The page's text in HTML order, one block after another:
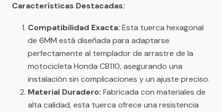
Características Destacadas:
Compatibilidad Exacta: Esta tuerca hexagonal
de 6MM está diseñada para adaptarse
perfectamente al templador de arrastre de la
motocicleta Honda CB110, asegurando una
instalación sin complicaciones y un ajuste preciso.
Material Duradero: Fabricada con materiales de
alta calidad, esta tuerca ofrece una resistencia